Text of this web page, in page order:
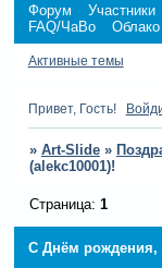
Форум Участники
FAQ/ЧаВо
Облако
Активные темы
Привет, Гость!
» Art-Slide »
(alekc10001)!
С Днём рождения,
Страница: 1